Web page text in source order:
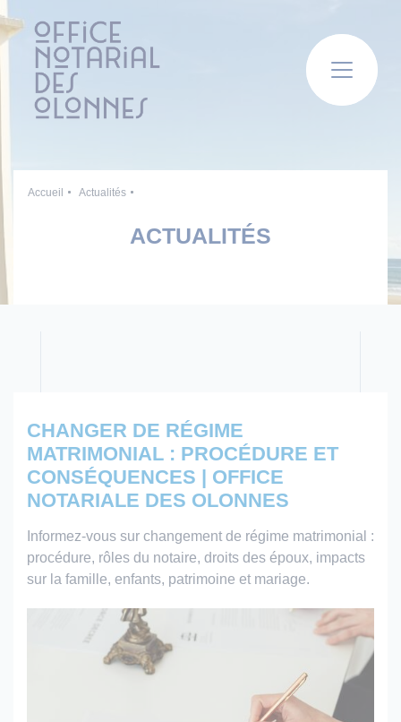
Accueil Actualités
ACTUALITÉS
CHANGER DE RÉGIME
MATRIMONIAL : PROCÉDURE ET
CONSÉQUENCES | OFFICE
NOTARIALE DES OLONNES
Informez-vous sur changement de régime matrimonial :
procédure, rôles du notaire, droits des époux, impacts
sur la famille, enfants, patrimoine et mariage.